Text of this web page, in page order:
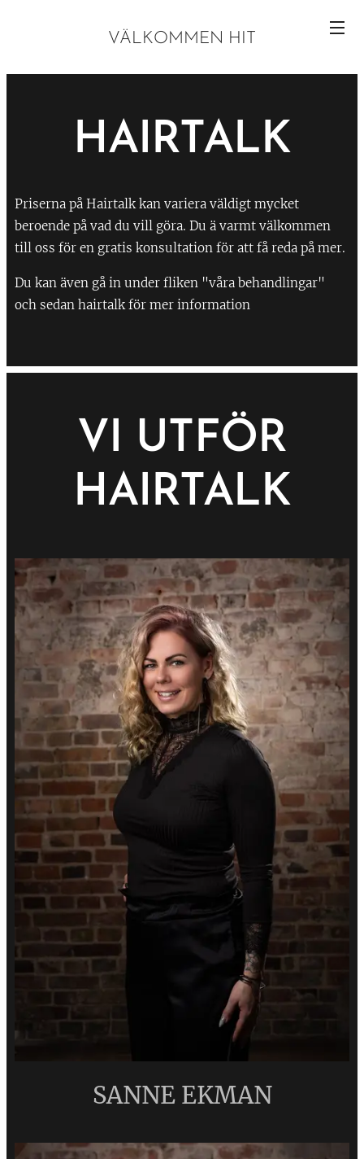
VÄLKOMMEN HIT
HAIRTALK
Priserna på Hairtalk kan variera väldigt mycket
beroende på vad du vill göra. Du ä varmt välkommen
till oss för en gratis konsultation för att få reda på mer.
Du kan även gå in under fliken "våra behandlingar"
och sedan hairtalk för mer information
VI UTFÖR
HAIRTALK
SANNE EKMAN